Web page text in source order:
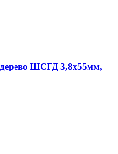
ШСГД 3,8х55мм,